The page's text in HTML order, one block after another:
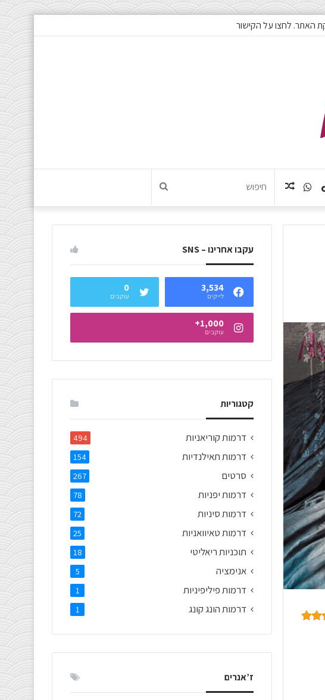
האתר. לחצו על הקישור
אקראי
WhatsAppTikTok
עקבו אחרינו – SNS
3,534
לייקים
0
עוקבים
1,000+
עוקבים
קטגוריות
דרמות קוריאניות 494
דרמות תאילנדיות 154
סרטים 267
דרמות יפניות 78
דרמות סיניות 72
דרמות טאיוואניות 25
תוכניות ריאליטי 18
אנימציה 5
דרמות פיליפיניות 1
דרמות הונג קונג 1
ז’אנרים